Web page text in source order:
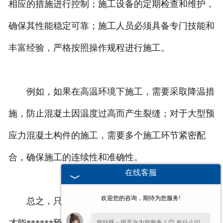
相应的措施进行控制；施工设备的定期检查和维护，
确保其性能稳定可靠；施工人员必须具备专门技能和
丰富经验，严格按照操作规程进行施工。
例如，如果在高温环境下施工，需要采取降温措
施，防止混凝土因温度过高而产生裂缝；对于大型预
应力混凝土构件的施工，需要多个施工环节紧密配
合，确保施工的连续性和准确性。
总之，只有严格遵循施工要点，注意各项事项，
在线客服
欢迎您的咨询，期待为您服务!